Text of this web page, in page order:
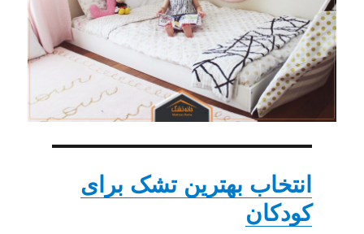
انتخاب بهترین تشک برای
کودکان